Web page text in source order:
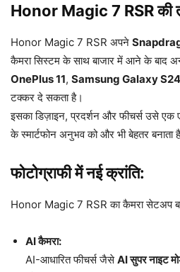
Honor Magic 7 RSR की
Honor Magic 7 RSR अपने
कैमरा सिस्टम के साथ बाजार में आने के बाद
OnePlus 11, Samsung Galaxy S24
टक्कर दे सकता है।
इसका डिज़ाइन, प्रदर्शन और फीचर्स उसे एक
के स्मार्टफोन अनुभव को और भी बेहतर बनाता
फोटोग्राफी में नई क्रांति:
Honor Magic 7 RSR का कैमरा सेटअप
AI कैमरा:
AI-आधारित फीचर्स जैसेAI सुपर नाइट